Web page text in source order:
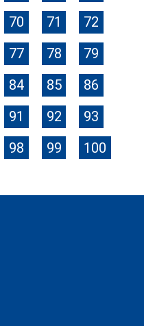
70 71
72
77 78
79
84 85
86
91 92
93
98 99 100